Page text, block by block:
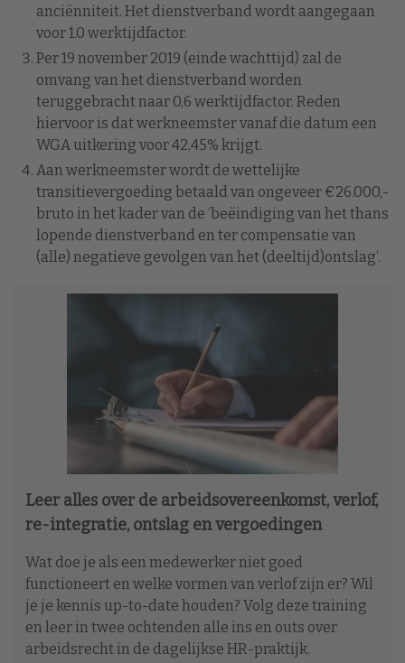
anciënniteit. Het dienstverband wordt aangegaan
voor 1.0 werktijdfactor.
Per 19 november 2019 (einde wachttijd) zal de
omvang van het dienstverband worden
teruggebracht naar 0,6 werktijdfactor. Reden
hiervoor is dat werkneemster vanaf die datum een
WGA uitkering voor 42,45% krijgt.
Aan werkneemster wordt de wettelijke
transitievergoeding betaald van ongeveer €26.000,-
bruto in het kader van de ‘beëindiging van het thans
lopende dienstverband en ter compensatie van
(alle) negatieve gevolgen van het (deeltijd)ontslag’.
Leer alles over de arbeidsovereenkomst, verlof,
re-integratie, ontslag en vergoedingen
Wat doe je als een medewerker niet goed
functioneert en welke vormen van verlof zijn er? Wil
je je kennis up-to-date houden? Volg deze training
en leer in twee ochtenden alle ins en outs over
arbeidsrecht in de dagelijkse HR-praktijk.